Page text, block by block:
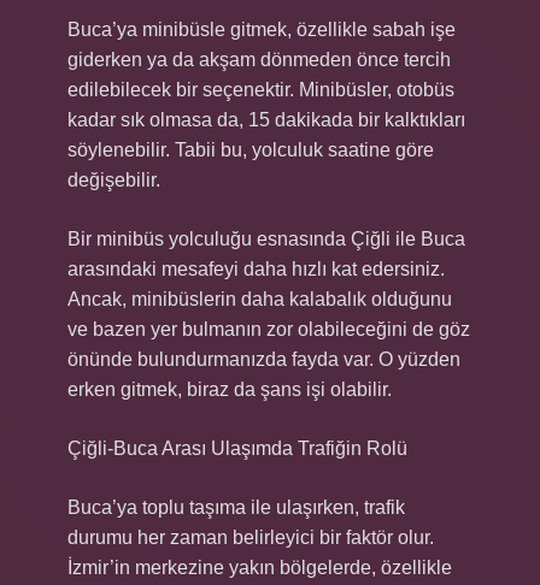
Buca’ya minibüsle gitmek, özellikle sabah işe
giderken ya da akşam dönmeden önce tercih
edilebilecek bir seçenektir. Minibüsler, otobüs
kadar sık olmasa da, 15 dakikada bir kalktıkları
söylenebilir. Tabii bu, yolculuk saatine göre
değişebilir.
Bir minibüs yolculuğu esnasında Çiğli ile Buca
arasındaki mesafeyi daha hızlı kat edersiniz.
Ancak, minibüslerin daha kalabalık olduğunu
ve bazen yer bulmanın zor olabileceğini de göz
önünde bulundurmanızda fayda var. O yüzden
erken gitmek, biraz da şans işi olabilir.
Çiğli-Buca Arası Ulaşımda Trafiğin Rolü
Buca’ya toplu taşıma ile ulaşırken, trafik
durumu her zaman belirleyici bir faktör olur.
İzmir’in merkezine yakın bölgelerde, özellikle